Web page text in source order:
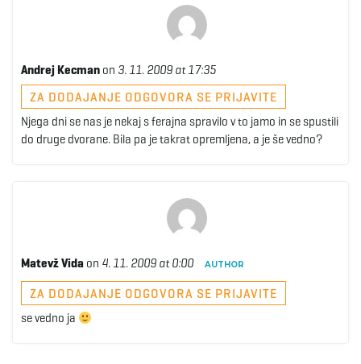
Andrej Kecman on 3. 11. 2009 at 17:35
ZA DODAJANJE ODGOVORA SE PRIJAVITE
Njega dni se nas je nekaj s ferajna spravilo v to jamo in se spustili
do druge dvorane. Bila pa je takrat opremljena, a je še vedno?
Matevž Vida on 4. 11. 2009 at 0:00 AUTHOR
ZA DODAJANJE ODGOVORA SE PRIJAVITE
se vedno ja